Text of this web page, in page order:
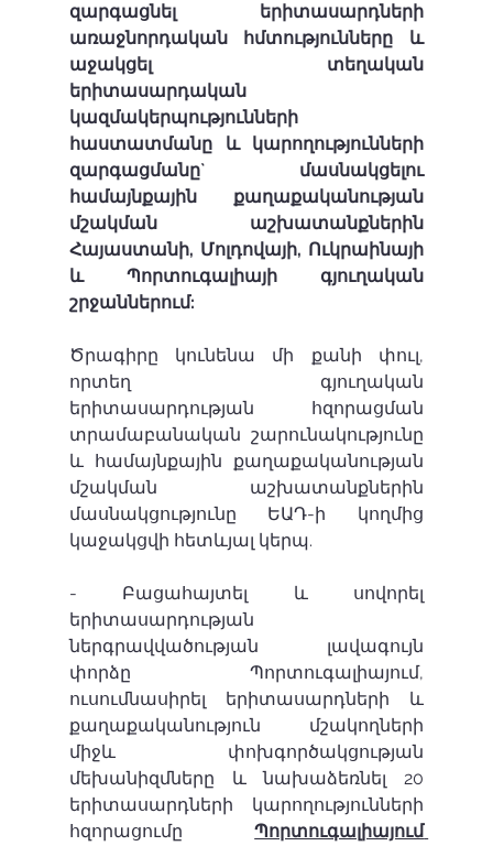
զարգացնել երիտասարդների
առաջնորդական հմտությունները
և
աջակցել տեղական
երիտասարդական
կազմակերպությունների
հաստատմանը
և
կարողությունների
զարգացմանը` մասնակցելու
համայնքային քաղաքականության
մշակման աշխատանքներին
Հայաստանի, Մոլդովայի, Ուկրաինայի
և
Պորտուգալիայի գյուղական
շրջաններում:
Ծրագիրը կունենա մի քանի փուլ,
որտեղ գյուղական
երիտասարդության հզորացման
տրամաբանական շարունակությունը
և համայնքային քաղաքականության
մշակման աշխատանքներին
մասնակցությունը ԵԱԴ-ի կողմից
կաջակցվի հետևյալ կերպ.
- Բացահայտել և սովորել
երիտասարդության
ներգրավվածության լավագույն
փորձը Պորտուգալիայում,
ուսումնասիրել երիտասարդների և
քաղաքականություն մշակողների
միջև փոխգործակցության
մեխանիզմները և նախաձեռնել 20
երիտասարդների կարողությունների
հզորացումը Պորտուգալիայում